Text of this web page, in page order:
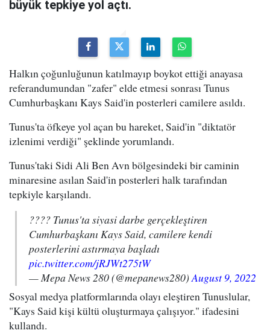
büyük tepkiye yol açtı.
Halkın çoğunluğunun katılmayıp boykot ettiği anayasa
referandumundan "zafer" elde etmesi sonrası Tunus
Cumhurbaşkanı Kays Said'in posterleri camilere asıldı.
Tunus'ta öfkeye yol açan bu hareket, Said'in "diktatör
izlenimi verdiği" şeklinde yorumlandı.
Tunus'takiSidi Ali Ben Avnbölgesindeki bir caminin
minaresine asılan Said'in posterleri halk tarafından
tepkiyle karşılandı.
???? Tunus'ta siyasi darbe gerçekleştiren
Cumhurbaşkanı Kays Said, camilere kendi
posterlerini astırmaya başladı
pic.twitter.com/jRJWt275tW
— Mepa News 280 (@mepanews280)August 9, 2022
Sosyal medya platformlarında olayı eleştiren Tunuslular,
"Kays Said kişi kültü oluşturmaya çalışıyor." ifadesini
kullandı.